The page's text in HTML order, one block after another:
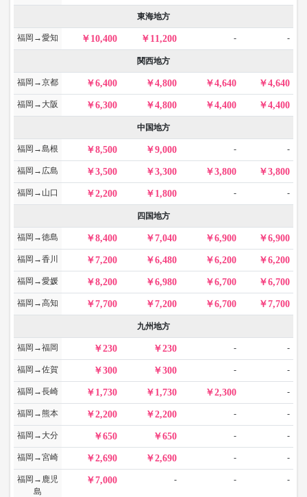
東海地方
福岡→愛知 10,400 11,200 - -
関西地方
福岡→京都 6,400 4,800 4,640 4,640
福岡→大阪 6,300 4,800 4,400 4,400
中国地方
福岡→島根 8,500 9,000 - -
福岡→広島 3,500 3,300 3,800 3,800
福岡→山口 2,200 1,800 - -
四国地方
福岡→徳島 8,400 7,040 6,900 6,900
福岡→香川 7,200 6,480 6,200 6,200
福岡→愛媛 8,200 6,980 6,700 6,700
福岡→高知 7,700 7,200 6,700 7,700
九州地方
福岡→福岡 230 230 - -
福岡→佐賀 300 300 - -
福岡→長崎 1,730 1,730 2,300 -
福岡→熊本 2,200 2,200 - -
福岡→大分 650 650 - -
福岡→宮崎 2,690 2,690 - -
福岡→鹿児
島
7,000 - - -